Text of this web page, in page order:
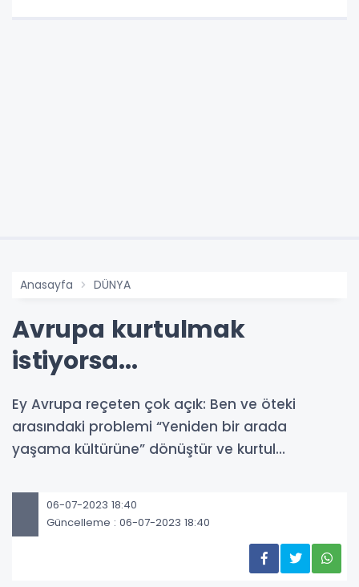
Anasayfa DÜNYA
Avrupa kurtulmak
istiyorsa...
Ey Avrupa reçeten çok açık: Ben ve öteki
arasındaki problemi “Yeniden bir arada
yaşama kültürüne” dönüştür ve kurtul…
06-07-2023 18:40
Güncelleme : 06-07-2023 18:40